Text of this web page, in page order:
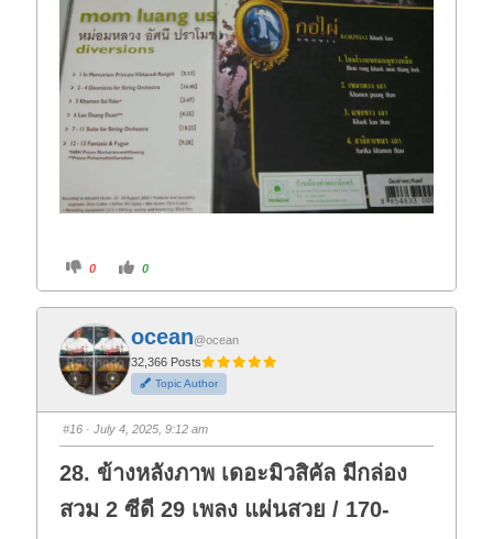
C
i
k
f
o
r
t
h
u
m
b
d
o
n
.
0
C
i
k
o
r
t
h
u
m
b
u
p
0
ocean@ocean
32,366 Posts
Topic Author
#16 · July 4, 2025, 9:12 am
28. ข้างหลังภาพ เดอะมิวสิคัล มีกล่อง
สวม 2 ซีดี 29 เพลง แผ่นสวย / 170-